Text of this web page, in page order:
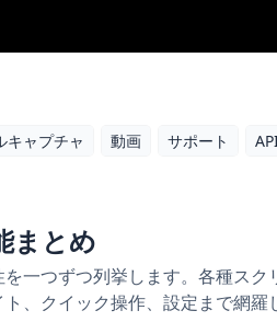
キャプチャ 動画 サポート
まとめ
一つずつ列挙します。各種ス
、クイック操作、設定まで網羅